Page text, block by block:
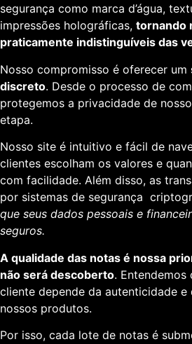
segurança como marca d’água,
impressões holográficas, tornando
praticamente indistinguíveis das
Nosso compromisso é oferecer um
discreto. Desde o processo de
protegemos a privacidade de
etapa.
Nosso site é intuitivo e fácil de
clientes escolham os valores e
com facilidade. Além disso, as
por sistemas de segurança
que seus dados pessoais e
seguros.
A qualidade das notas é nossa
não será descoberto.
cliente depende da autenticidade
nossos produtos.
Por isso, cada lote de notas é